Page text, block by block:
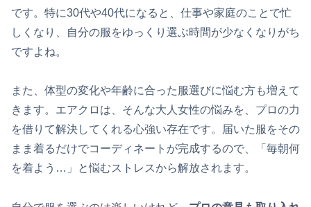
です。特に30代や40代になると、仕事や家庭のことで忙
しくなり、自分の服をゆっくり選ぶ時間が少なくなりがち
ですよね。
また、体型の変化や年齢に合った服選びに悩む方も増えて
きます。エアクロは、そんな大人女性の悩みを、プロの力
を借りて解決してくれる心強い存在です。届いた服をその
まま着るだけでコーディネートが完成するので、「毎朝何
を着よう…」と悩むストレスから解放されます。